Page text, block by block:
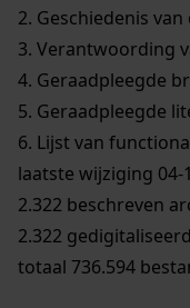
2. Geschiedenis
3. Verantwoording
4. Geraadpleegde
5. Geraadpleegde
6. Lijst van
laatste wijziging 04-
2.322 beschreven
2.322 gedigitaliseerd
totaal 736.594